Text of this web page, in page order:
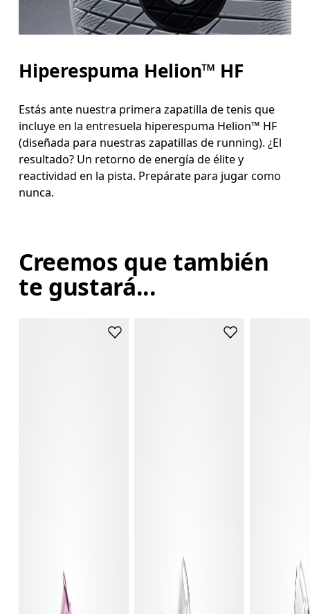
Hiperespuma Helion™ HF
Estás ante nuestra primera zapatilla de tenis que
incluye en la entresuela hiperespuma Helion™ HF
(diseñada para nuestras zapatillas de running). ¿El
resultado? Un retorno de energía de élite y
reactividad en la pista. Prepárate para jugar como
nunca.
Creemos que también
te gustará...